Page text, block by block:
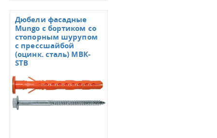
Дюбели фасадные
Mungo с бортиком со
стопорным шурупом
с прессшайбой
(оцинк. сталь) МВК-
STB